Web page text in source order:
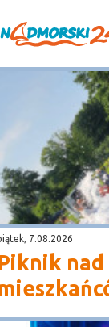
7.08.2026
nad